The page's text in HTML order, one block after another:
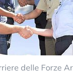
delle Forze